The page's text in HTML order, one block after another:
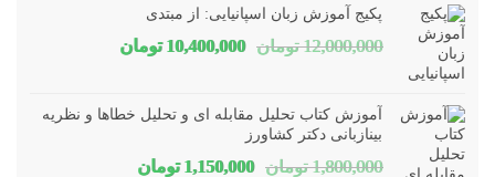
پکیج آموزش زبان اسپانیایی: از مبتدی
12,000,000 تومان قیمت
بود.
10,400,000 تومانقیمت
است.
آموزش کتاب تحلیل مقابله ای و تحلیل خطاها و نظریه
بینازبانی دکتر کشاورز
1,800,000 تومان قیمت
1,150,000 تومانقیمت